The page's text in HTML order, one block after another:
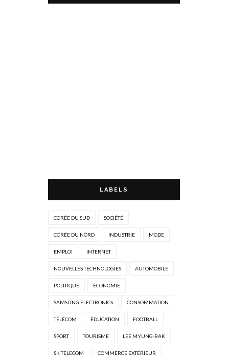
LABELS
CORÉE DU SUD SOCIÉTÉ
CORÉE DU NORD INDUSTRIE MODE
EMPLOI INTERNET
NOUVELLES TECHNOLOGIES AUTOMOBILE
POLITIQUE ÉCONOMIE
SAMSUNG ELECTRONICS CONSOMMATION
TÉLÉCOM ÉDUCATION FOOTBALL
SPORT TOURISME LEE MYUNG-BAK
SK TELECOM COMMERCE EXTÉRIEUR